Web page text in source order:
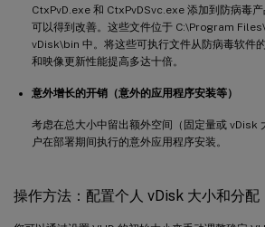
CtxPvD.exe 和 CtxPvDSvc.exe 添加到防病毒
可以得到改善。这些文件位于 C:\Program
vDisk\bin 中。将这些可执行文件从防病毒软件
和映像更新性能提高多达十倍。
意外增长的开销（意外的应用程序安装等）
考虑在总大小中留出额外空间（固定量或 vDisk
户在部署期间执行的意外应用程序安装。
操作方法：配置个人 vDisk 大小和分配